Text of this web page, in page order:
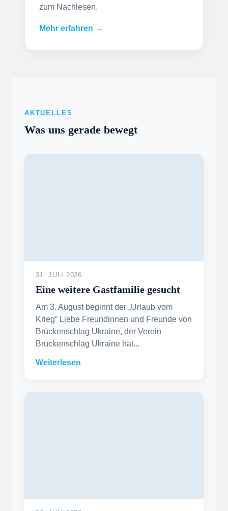
zum Nachlesen.
Mehr erfahren →
AKTUELLES
Was uns gerade bewegt
31. JULI 2026
Eine weitere Gastfamilie gesucht
Am 3. August beginnt der „Urlaub vom
Krieg“ Liebe Freundinnen und Freunde von
Brückenschlag Ukraine, der Verein
Brückenschlag Ukraine hat...
Weiterlesen